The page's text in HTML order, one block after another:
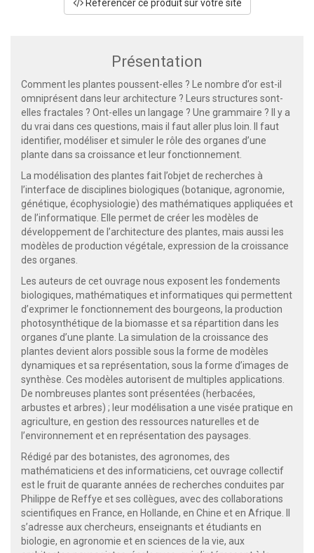
Référencer ce produit sur votre site
Présentation
Comment les plantes poussent-elles ? Le nombre d’or est-il
omniprésent dans leur architecture ? Leurs structures sont-
elles fractales ? Ont-elles un langage ? Une grammaire ? Il y a
du vrai dans ces questions, mais il faut aller plus loin. Il faut
identifier, modéliser et simuler le rôle des organes d’une
plante dans sa croissance et leur fonctionnement.
La modélisation des plantes fait l’objet de recherches à
l’interface de disciplines biologiques (botanique, agronomie,
génétique, écophysiologie) des mathématiques appliquées et
de l’informatique. Elle permet de créer les modèles de
développement de l’architecture des plantes, mais aussi les
modèles de production végétale, expression de la croissance
des organes.
Les auteurs de cet ouvrage nous exposent les fondements
biologiques, mathématiques et informatiques qui permettent
d’exprimer le fonctionnement des bourgeons, la production
photosynthétique de la biomasse et sa répartition dans les
organes d’une plante. La simulation de la croissance des
plantes devient alors possible sous la forme de modèles
dynamiques et sa représentation, sous la forme d’images de
synthèse. Ces modèles autorisent de multiples applications.
De nombreuses plantes sont présentées (herbacées,
arbustes et arbres) ; leur modélisation a une visée pratique en
agriculture, en gestion des ressources naturelles et de
l’environnement et en représentation des paysages.
Rédigé par des botanistes, des agronomes, des
mathématiciens et des informaticiens, cet ouvrage collectif
est le fruit de quarante années de recherches conduites par
Philippe de Reffye et ses collègues, avec des collaborations
scientifiques en France, en Hollande, en Chine et en Afrique. Il
s’adresse aux chercheurs, enseignants et étudiants en
biologie, en agronomie et en sciences de la vie, aux